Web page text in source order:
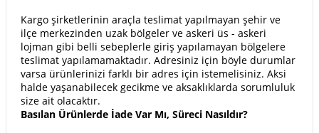
Kargo şirketlerinin araçla teslimat yapılmayan şehir ve
ilçe merkezinden uzak bölgeler ve askeri üs - askeri
lojman gibi belli sebeplerle giriş yapılamayan bölgelere
teslimat yapılamamaktadır. Adresiniz için böyle durumlar
varsa ürünlerinizi farklı bir adres için istemelisiniz. Aksi
halde yaşanabilecek gecikme ve aksaklıklarda sorumluluk
size ait olacaktır.
Basılan Ürünlerde İade Var Mı, Süreci Nasıldır?